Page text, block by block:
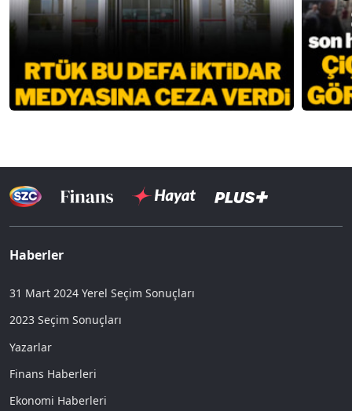
Haberler
31 Mart 2024 Yerel Seçim Sonuçları
2023 Seçim Sonuçları
Yazarlar
Finans Haberleri
Ekonomi Haberleri